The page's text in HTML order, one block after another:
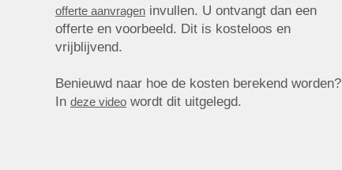
offerte aanvragen invullen. U ontvangt dan een
offerte en voorbeeld. Dit is kosteloos en
vrijblijvend.
Benieuwd naar hoe de kosten berekend worden?
In deze video wordt dit uitgelegd.